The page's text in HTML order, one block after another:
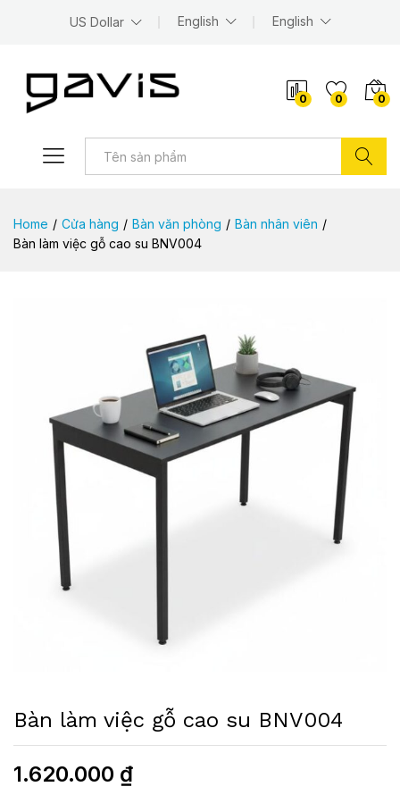
US Dollar English English
0 0 0
Home / Cửa hàng / Bàn văn phòng / Bàn nhân viên /
Bàn làm việc gỗ cao su BNV004
Bàn làm việc gỗ cao su BNV004
1.620.000 ₫